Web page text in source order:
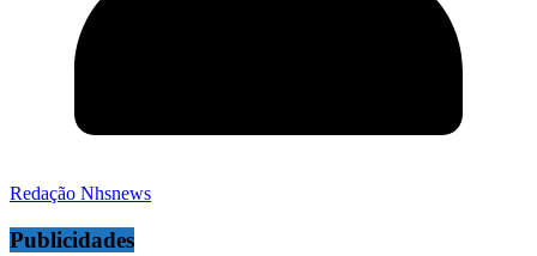
Redação Nhsnews
Publicidades